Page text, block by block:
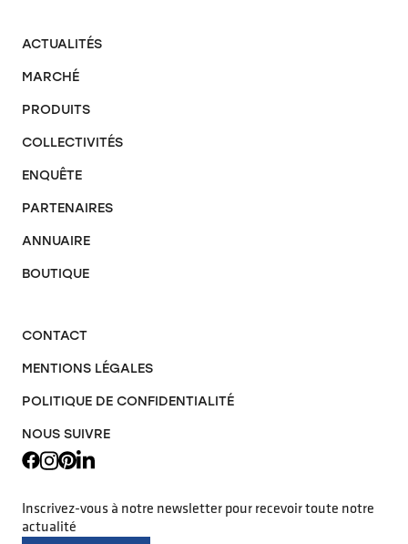
ACTUALITÉS
MARCHÉ
PRODUITS
COLLECTIVITÉS
ENQUÊTE
PARTENAIRES
ANNUAIRE
BOUTIQUE
CONTACT
MENTIONS LÉGALES
POLITIQUE DE CONFIDENTIALITÉ
NOUS SUIVRE
Inscrivez-vous à notre newsletter pour recevoir toute notre
actualité